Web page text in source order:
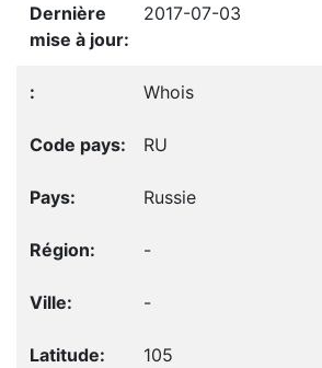
2017-07-03
Whois
RU
Russie
-
-
105